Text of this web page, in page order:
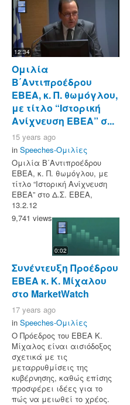
12:34
Ομιλία
Β΄Αντιπροέδρου
ΕΒΕΑ, κ. Π. θωμόγλου,
με τίτλο “Ιστορική
Ανίχνευση ΕΒΕΑ” σ...
15 years ago
in Speeches-Ομιλίες
Ομιλία Β΄Αντιπροέδρου
ΕΒΕΑ, κ. Π. θωμόγλου, με
τίτλο “Ιστορική Ανίχνευση
ΕΒΕΑ” στο Δ.Σ. ΕΒΕΑ,
13.2.12
9,741 views
0:02
Συνέντευξη Προέδρου
ΕΒΕΑ κ. Κ. Μίχαλου
στο MarketWatch
17 years ago
in Speeches-Ομιλίες
Ο Πρόεδρος του ΕΒΕΑ Κ.
Μίχαλος είναι αισιόδοξος
σχετικά με τις
μεταρρυθμίσεις της
κυβέρνησης, καθώς επίσης
προσφέρει ιδέες για το
πώς να μειωθεί το χρέος.